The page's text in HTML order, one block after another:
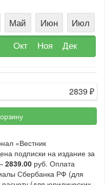
Май Июн
Июл
Окт Ноя Дек
2839 ₽
«Вестник
подписки на издание за
2839.00 руб. Оплата
Сбербанка РФ (для